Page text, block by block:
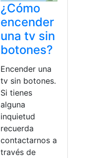
¿Cómo
encender
una tv sin
botones?
Encender una
tv sin botones.
Si tienes
alguna
inquietud
recuerda
contactarnos a
través de